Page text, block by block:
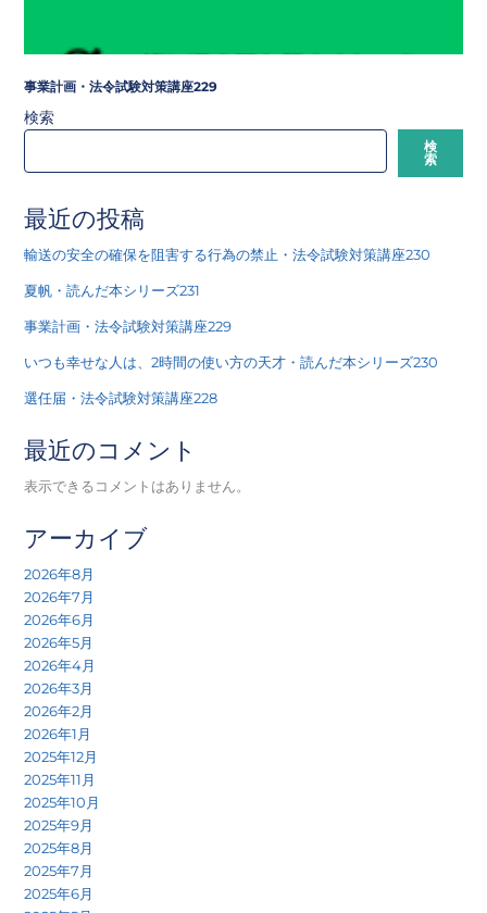
事業計画・法令試験対策講座229
検索
検
索
最近の投稿
輸送の安全の確保を阻害する行為の禁止・法令試験対策講座230
夏帆・読んだ本シリーズ231
事業計画・法令試験対策講座229
いつも幸せな人は、2時間の使い方の天才・読んだ本シリーズ230
選任届・法令試験対策講座228
最近のコメント
表示できるコメントはありません。
アーカイブ
2026年8月
2026年7月
2026年6月
2026年5月
2026年4月
2026年3月
2026年2月
2026年1月
2025年12月
2025年11月
2025年10月
2025年9月
2025年8月
2025年7月
2025年6月